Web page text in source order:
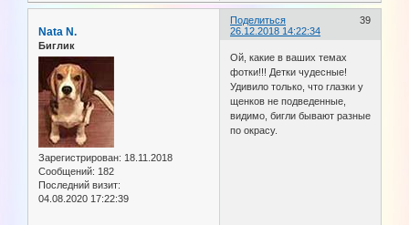
Поделиться
39
26.12.2018 14:22:34
Nata N.
Биглик
Зарегистрирован: 18.11.2018
Сообщений: 182
Последний визит:
04.08.2020 17:22:39
Ой, какие в ваших темах
фотки!!! Детки чудесные!
Удивило только, что глазки у
щенков не подведенные,
видимо, бигли бывают разные
по окрасу.